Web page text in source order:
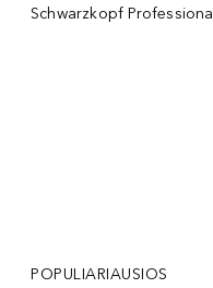
Schwarzkopf Professional
POPULIARIAUSIOS